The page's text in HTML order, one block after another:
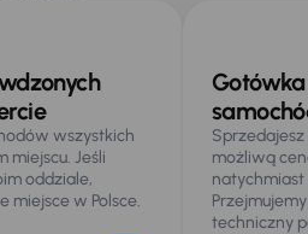
wszystkich
miejscu. Jeśli
oddziale,
miejsce w Polsce.
możliwą
techniczny